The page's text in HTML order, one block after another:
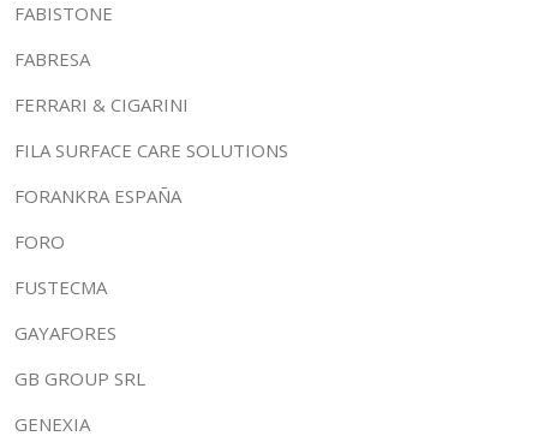
FABISTONE
FABRESA
FERRARI & CIGARINI
FILA SURFACE CARE SOLUTIONS
FORANKRA ESPAÑA
FORO
FUSTECMA
GAYAFORES
GB GROUP SRL
GENEXIA